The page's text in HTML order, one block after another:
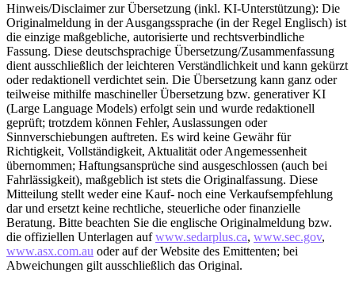
Hinweis/Disclaimer zur Übersetzung (inkl. KI-Unterstützung): Die
Originalmeldung in der Ausgangssprache (in der Regel Englisch) ist
die einzige maßgebliche, autorisierte und rechtsverbindliche
Fassung. Diese deutschsprachige Übersetzung/Zusammenfassung
dient ausschließlich der leichteren Verständlichkeit und kann gekürzt
oder redaktionell verdichtet sein. Die Übersetzung kann ganz oder
teilweise mithilfe maschineller Übersetzung bzw. generativer KI
(Large Language Models) erfolgt sein und wurde redaktionell
geprüft; trotzdem können Fehler, Auslassungen oder
Sinnverschiebungen auftreten. Es wird keine Gewähr für
Richtigkeit, Vollständigkeit, Aktualität oder Angemessenheit
übernommen; Haftungsansprüche sind ausgeschlossen (auch bei
Fahrlässigkeit), maßgeblich ist stets die Originalfassung. Diese
Mitteilung stellt weder eine Kauf- noch eine Verkaufsempfehlung
dar und ersetzt keine rechtliche, steuerliche oder finanzielle
Beratung. Bitte beachten Sie die englische Originalmeldung bzw.
die offiziellen Unterlagen aufwww.sedarplus.ca, www.sec.gov,
www.asx.com.au oder auf der Website des Emittenten; bei
Abweichungen gilt ausschließlich das Original.